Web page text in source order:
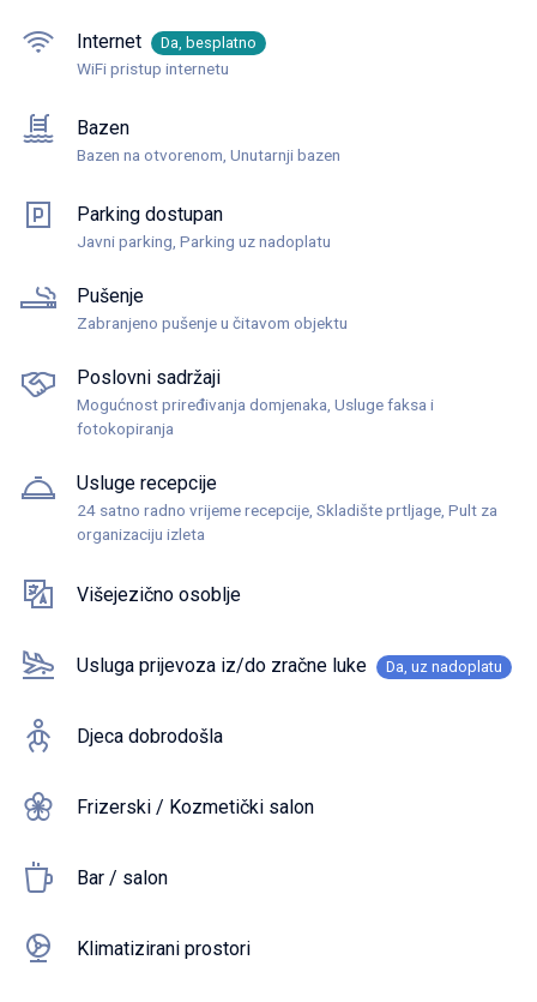
Internet Da, besplatno
WiFi pristup internetu
Bazen
Bazen na otvorenom, Unutarnji bazen
Parking dostupan
Javni parking, Parking uz nadoplatu
Pušenje
Zabranjeno pušenje u čitavom objektu
Poslovni sadržaji
Mogućnost priređivanja domjenaka, Usluge faksa i
fotokopiranja
Usluge recepcije
24 satno radno vrijeme recepcije, Skladište prtljage, Pult za
organizaciju izleta
Višejezično osoblje
Usluga prijevoza iz/do zračne luke Da, uz nadoplatu
Djeca dobrodošla
Frizerski / Kozmetički salon
Bar / salon
Klimatizirani prostori